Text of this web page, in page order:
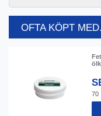
OFTA KÖPT
70